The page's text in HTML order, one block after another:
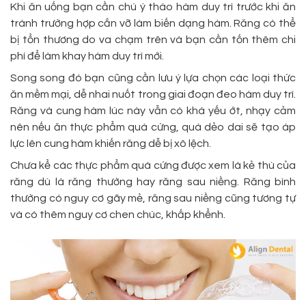
Khi ăn uống bạn cần chú ý tháo hàm duy trì trước khi ăn
tránh trường hợp cắn vỡ làm biến dạng hàm. Răng có thể
bị tổn thương do va chạm trên và bạn cần tốn thêm chi
phí để làm khay hàm duy trì mới.
Song song đó bạn cũng cần lưu ý lựa chọn các loại thức
ăn mềm mại, dễ nhai nuốt trong giai đoạn đeo hàm duy trì.
Răng và cung hàm lúc này vẫn có khá yếu ớt, nhạy cảm
nên nếu ăn thực phẩm quá cứng, quá dẻo dai sẽ tạo áp
lực lên cung hàm khiến răng dễ bị xô lệch.
Chưa kể các thực phẩm quá cứng được xem là kẻ thù của
răng dù là răng thường hay răng sau niềng. Răng bình
thường có nguy cơ gãy mẻ, răng sau niềng cũng tương tự
và có thêm nguy cơ chen chúc, khấp khểnh.